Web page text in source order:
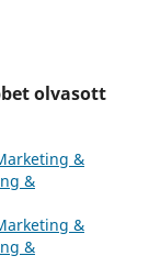
olvasott
&
&
&
&